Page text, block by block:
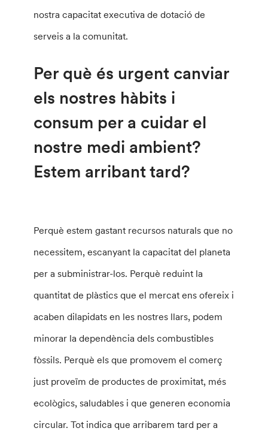
nostra capacitat executiva de dotació de
serveis a la comunitat.
Per què és urgent canviar
els nostres hàbits i
consum per a cuidar el
nostre medi ambient?
Estem arribant tard?
Perquè estem gastant recursos naturals que no
necessitem, escanyant la capacitat del planeta
per a subministrar-los. Perquè reduint la
quantitat de plàstics que el mercat ens ofereix i
acaben dilapidats en les nostres llars, podem
minorar la dependència dels combustibles
fòssils. Perquè els que promovem el comerç
just proveïm de productes de proximitat, més
ecològics, saludables i que generen economia
circular. Tot indica que arribarem tard per a